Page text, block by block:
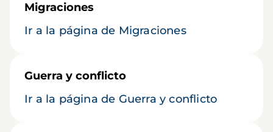
Migraciones
Ir a la página de Migraciones
Guerra y conflicto
Ir a la página de Guerra y conflicto